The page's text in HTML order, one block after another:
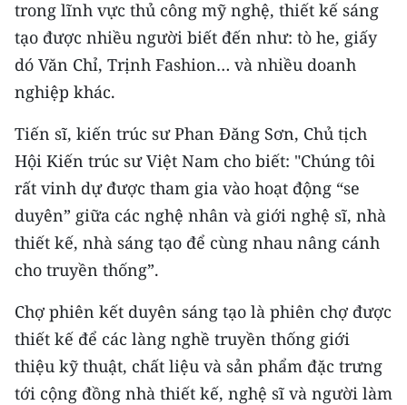
ENGLISH
中文
FRANÇAIS
РУССКИЙ
ESPAÑOL
한국어
trong lĩnh vực thủ công mỹ nghệ, thiết kế sáng
tạo được nhiều người biết đến như: tò he, giấy
dó Văn Chỉ, Trịnh Fashion… và nhiều doanh
nghiệp khác.
Tiến sĩ, kiến trúc sư Phan Đăng Sơn, Chủ tịch
Hội Kiến trúc sư Việt Nam cho biết: "Chúng tôi
rất vinh dự được tham gia vào hoạt động “se
duyên” giữa các nghệ nhân và giới nghệ sĩ, nhà
thiết kế, nhà sáng tạo để cùng nhau nâng cánh
cho truyền thống”.
Chợ phiên kết duyên sáng tạo là phiên chợ được
thiết kế để các làng nghề truyền thống giới
thiệu kỹ thuật, chất liệu và sản phẩm đặc trưng
tới cộng đồng nhà thiết kế, nghệ sĩ và người làm